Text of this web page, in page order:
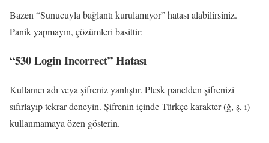
Bazen “Sunucuyla bağlantı kurulamıyor” hatası alabilirsiniz.
Panik yapmayın, çözümleri basittir:
“530 Login Incorrect” Hatası
Kullanıcı adı veya şifreniz yanlıştır. Plesk panelden şifrenizi
sıfırlayıp tekrar deneyin. Şifrenin içinde Türkçe karakter (ğ, ş, ı)
kullanmamaya özen gösterin.